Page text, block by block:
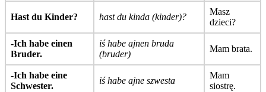
Hast du Kinder? hast du kinda (kinder)?
Masz
dzieci?
-Ich habe einen
Bruder.
iś habe ajnen bruda
(bruder)
Mam brata.
-Ich habe eine
Schwester.
iś habe ajne szwesta
Mam
siostrę.